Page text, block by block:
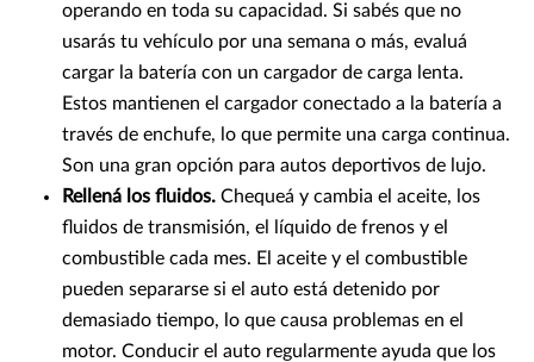
operando en toda su capacidad. Si sabés que no
usarás tu vehículo por una semana o más, evaluá
cargar la batería con un cargador de carga lenta.
Estos mantienen el cargador conectado a la batería a
través de enchufe, lo que permite una carga continua.
Son una gran opción para autos deportivos de lujo.
Rellená los fluidos. Chequeá y cambia el aceite, los
fluidos de transmisión, el líquido de frenos y el
combustible cada mes. El aceite y el combustible
pueden separarse si el auto está detenido por
demasiado tiempo, lo que causa problemas en el
motor. Conducir el auto regularmente ayuda que los